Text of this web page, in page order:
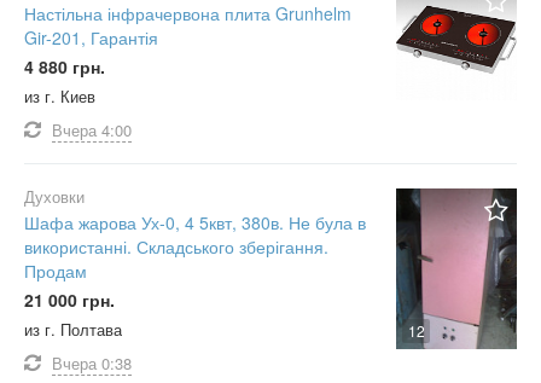
Настільна інфрачервона плита Grunhelm
Gir-201, Гарантія
4 880 грн.
из г. Киев
Вчера 4:00
12
Духовки
Шафа жарова Ух-0, 4 5квт, 380в. Не була в
використанні. Складського зберігання.
Продам
21 000 грн.
из г. Полтава
Вчера 0:38